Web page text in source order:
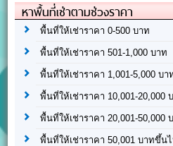
หาพื้นที่เช่าตามช่วงราคา
พื้นที่ให้เช่าราคา 0-500 บาท
พื้นที่ให้เช่าราคา 501-1,000 บาท
พื้นที่ให้เช่าราคา 1,001-5,000 บา
พื้นที่ให้เช่าราคา 10,001-20,000
พื้นที่ให้เช่าราคา 20,001-50,000
พื้นที่ให้เช่าราคา 50,001 บาทขึ้น